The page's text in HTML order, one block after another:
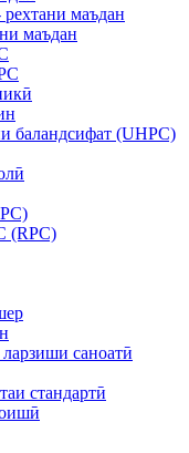
маъдан
маъдан
баландсифат (UHPC)
(RPC)
саноатӣ
стандартӣ